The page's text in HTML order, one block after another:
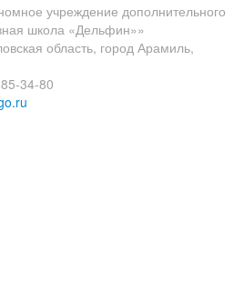
учреждение дополнительного
школа «Дельфин»»
область, город Арамиль,
34-80